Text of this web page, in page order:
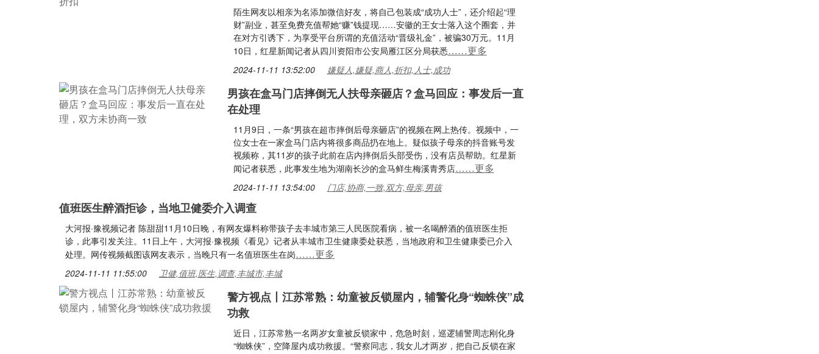
陌生网友以相亲为名添加微信好友，将自己包装成“成功人士”，还介绍起“理
财”副业，甚至免费充值帮她“赚”钱提现……安徽的王女士落入这个圈套，并
在对方引诱下，为享受平台所谓的充值活动“晋级礼金”，被骗30万元。11月
10日，红星新闻记者从四川资阳市公安局雁江区分局获悉……更多
2024-11-11 13:52:00 嫌疑人,嫌疑,商人,折扣,人士,成功
男孩在盒马门店摔倒无人扶母亲砸店？盒马回应：事发后一直
在处理
11月9日，一条“男孩在超市摔倒后母亲砸店”的视频在网上热传。视频中，一
位女士在一家盒马门店内将很多商品扔在地上。疑似孩子母亲的抖音账号发
视频称，其11岁的孩子此前在店内摔倒后头部受伤，没有店员帮助。红星新
闻记者获悉，此事发生地为湖南长沙的盒马鲜生梅溪青秀店……更多
2024-11-11 13:54:00 门店,协商,一致,双方,母亲,男孩
值班医生醉酒拒诊，当地卫健委介入调查
大河报·豫视频记者 陈甜甜11月10日晚，有网友爆料称带孩子去丰城市第三人民医院看病，被一名喝醉酒的值班医生拒
诊，此事引发关注。11日上午，大河报·豫视频《看见》记者从丰城市卫生健康委处获悉，当地政府和卫生健康委已介入
处理。网传视频截图该网友表示，当晚只有一名值班医生在岗……更多
2024-11-11 11:55:00 卫健,值班,医生,调查,丰城市,丰城
警方视点丨江苏常熟：幼童被反锁屋内，辅警化身“蜘蛛侠”成
功救
近日，江苏常熟一名两岁女童被反锁家中，危急时刻，巡逻辅警周志刚化身
“蜘蛛侠”，空降屋内成功救援。“警察同志，我女儿才两岁，把自己反锁在家